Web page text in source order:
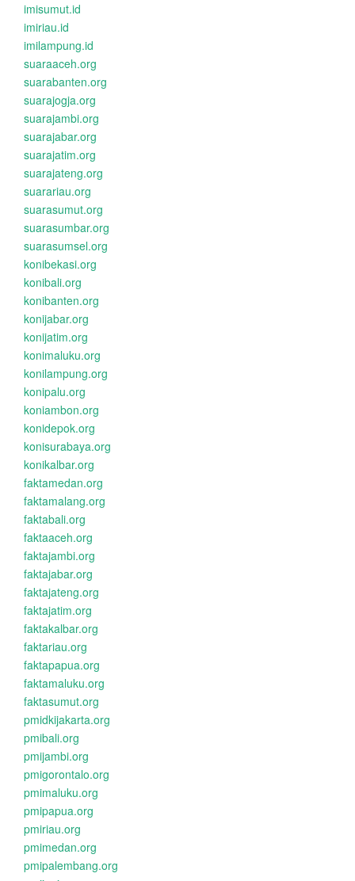
imisumut.id
imiriau.id
imilampung.id
suaraaceh.org
suarabanten.org
suarajogja.org
suarajambi.org
suarajabar.org
suarajatim.org
suarajateng.org
suarariau.org
suarasumut.org
suarasumbar.org
suarasumsel.org
konibekasi.org
konibali.org
konibanten.org
konijabar.org
konijatim.org
konimaluku.org
konilampung.org
konipalu.org
koniambon.org
konidepok.org
konisurabaya.org
konikalbar.org
faktamedan.org
faktamalang.org
faktabali.org
faktaaceh.org
faktajambi.org
faktajabar.org
faktajateng.org
faktajatim.org
faktakalbar.org
faktariau.org
faktapapua.org
faktamaluku.org
faktasumut.org
pmidkijakarta.org
pmibali.org
pmijambi.org
pmigorontalo.org
pmimaluku.org
pmipapua.org
pmiriau.org
pmimedan.org
pmipalembang.org